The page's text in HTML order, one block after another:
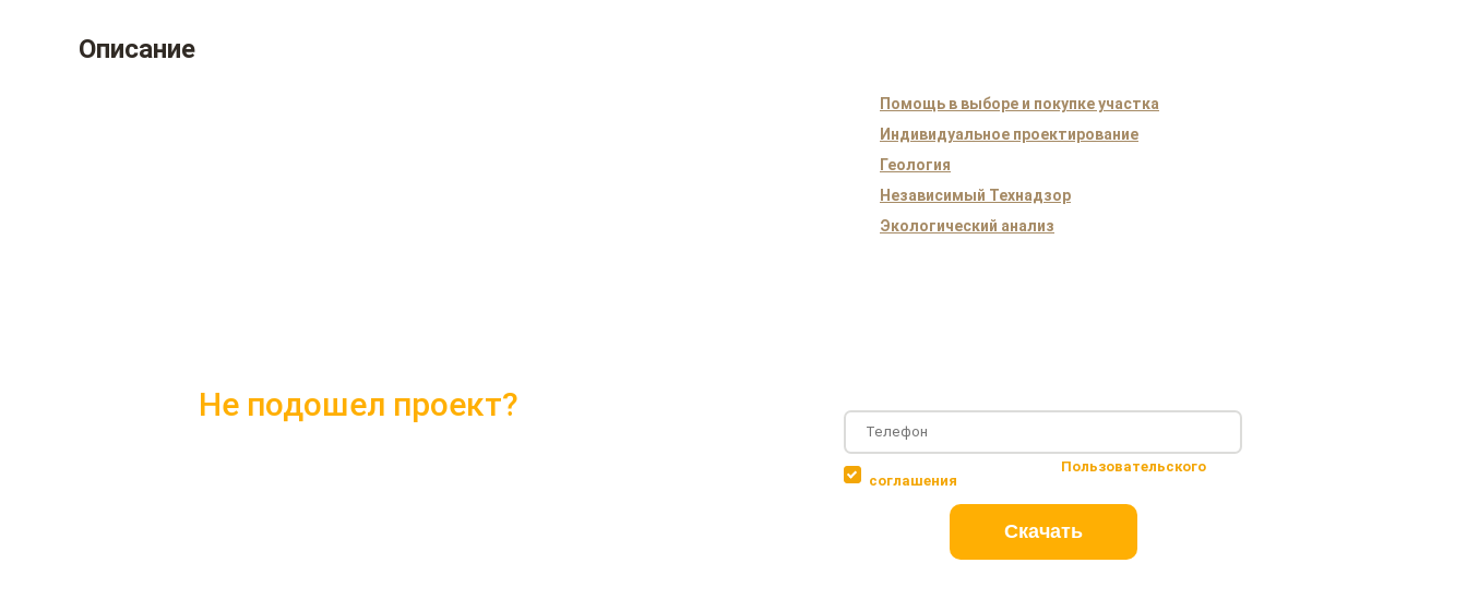
Описание
Помощь в выборе и покупке участка
Индивидуальное проектирование
Геология
Независимый Технадзор
Экологический анализ
Не подошел проект?
Пользовательского
соглашения
Скачать